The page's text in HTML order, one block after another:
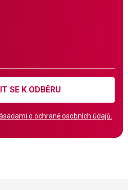
SE K ODBĚRU
o ochraně osobních údajů.